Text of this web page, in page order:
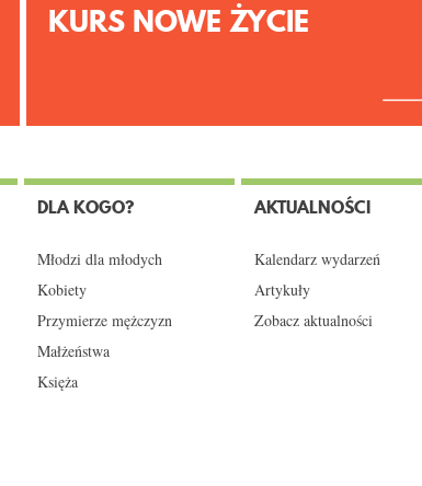
KURS NOWE ŻYCIE
DLA KOGO?
Młodzi dla młodych
Kobiety
Przymierze mężczyzn
Małżeństwa
Księża
AKTUALNOŚCI
Kalendarz wydarzeń
Artykuły
Zobacz aktualności